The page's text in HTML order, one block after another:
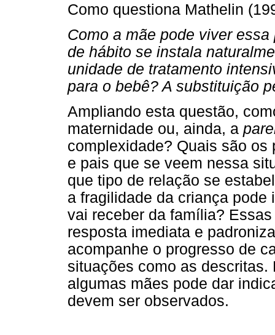
Como questiona Mathelin
Como a mãe pode viver
de hábito se instala
unidade de tratamento
para o bebê? A substituição
Ampliando esta questão,
maternidade ou, ainda, a
complexidade? Quais são os
e pais que se veem nessa
que tipo de relação se
a fragilidade da criança
vai receber da família?
resposta imediata e
acompanhe o progresso de
situações como as
algumas mães pode dar
devem ser observados.